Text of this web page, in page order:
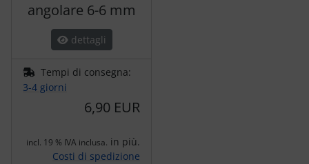
angolare 6-6 mm
dettagli
Tempi di consegna:
3-4 giorni
6,90 EUR
incl. 19 % IVA inclusa. in più.
Costi di spedizione